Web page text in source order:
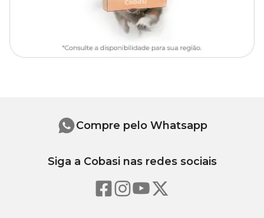
Compre pelo Whatsapp
Siga a Cobasi nas redes sociais